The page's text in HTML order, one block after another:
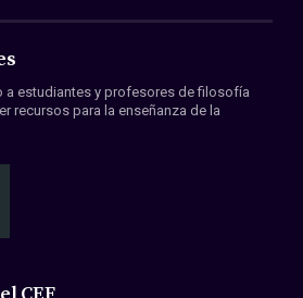
a estudiantes y profesores de filosofía
recursos para la enseñanza de la